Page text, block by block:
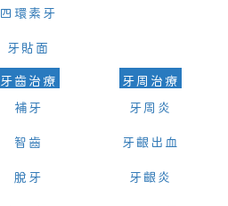
四環素牙
牙貼面
牙齒治療
補牙
智齒
脫牙
牙周治療
牙周炎
牙齦出血
牙齦炎